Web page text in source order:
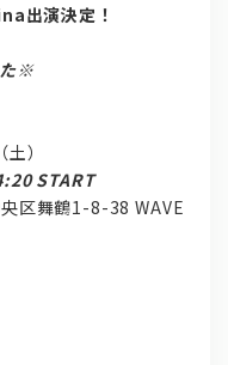
出演決定！
た※
）
START
区舞鶴1-8-38 WAVE